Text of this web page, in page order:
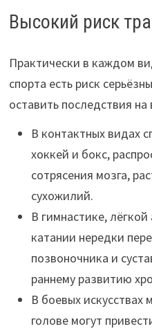
Высокий риск
Практически в каждом
спорта есть риск
оставить последствия
В контактных видах
хоккей и бокс,
сотрясения мозга,
сухожилий.
В гимнастике,
катании нередки
позвоночника и
раннему развитию
В боевых искусствах
голове могут